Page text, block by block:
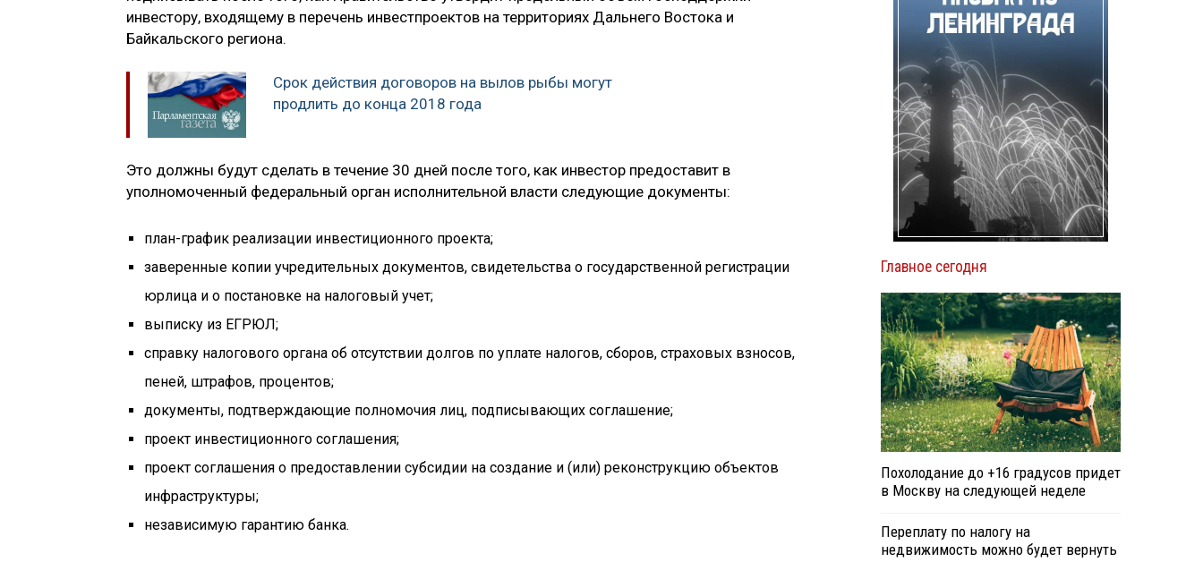
инвестору, входящему в перечень инвестпроектов на территориях Дальнего Востока и
Байкальского региона.
Срок действия договоров на вылов рыбы могут
продлить до конца 2018 года
Это должны будут сделать в течение 30 дней после того, как инвестор предоставит в
уполномоченный федеральный орган исполнительной власти следующие документы:
план-график реализации инвестиционного проекта;
заверенные копии учредительных документов, свидетельства о государственной регистрации
юрлица и о постановке на налоговый учет;
выписку из ЕГРЮЛ;
справку налогового органа об отсутствии долгов по уплате налогов, сборов, страховых взносов,
пеней, штрафов, процентов;
документы, подтверждающие полномочия лиц, подписывающих соглашение;
проект инвестиционного соглашения;
проект соглашения о предоставлении субсидии на создание и (или) реконструкцию объектов
инфраструктуры;
независимую гарантию банка.
Главное сегодня
Похолодание до +16 градусов придет
в Москву на следующей неделе
Переплату по налогу на
недвижимость можно будет вернуть